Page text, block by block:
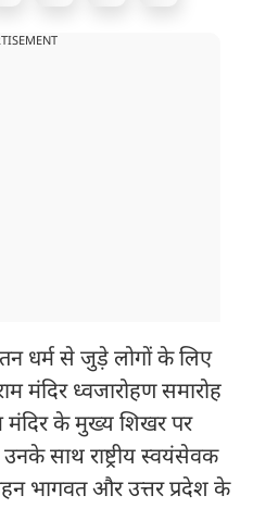
धर्म से जुड़े लोगों के लिए
मंदिर ध्वजारोहण समारोह
मंदिर के मुख्य शिखर पर
साथ राष्ट्रीय स्वयंसेवक
भागवत और उत्तर प्रदेश के